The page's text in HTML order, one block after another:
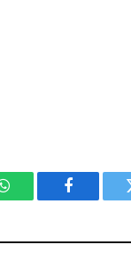
WhatsAppFacebook